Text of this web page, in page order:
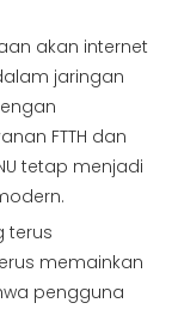
akan internet
jaringan
FTTH dan
tetap menjadi
terus
memainkan
pengguna